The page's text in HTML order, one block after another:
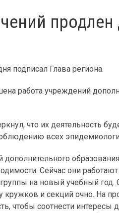
продлен
подписал Глава региона.
работа учреждений
что их деятельность
всех
дополнительного
Сейчас они
на новый учебный год.
кружков и секций очно. На
чтобы соотнести интересы